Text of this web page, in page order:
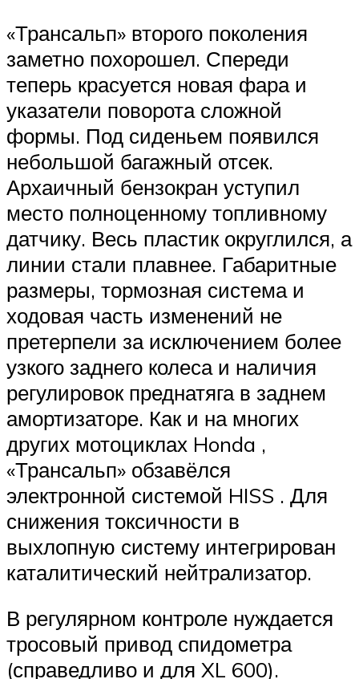
«Трансальп» второго поколения
заметно похорошел. Спереди
теперь красуется новая фара и
указатели поворота сложной
формы. Под сиденьем появился
небольшой багажный отсек.
Архаичный бензокран уступил
место полноценному топливному
датчику. Весь пластик округлился, а
линии стали плавнее. Габаритные
размеры, тормозная система и
ходовая часть изменений не
претерпели за исключением более
узкого заднего колеса и наличия
регулировок преднатяга в заднем
амортизаторе. Как и на многих
других мотоциклах Honda ,
«Трансальп» обзавёлся
электронной системой HISS . Для
снижения токсичности в
выхлопную систему интегрирован
каталитический нейтрализатор.
В регулярном контроле нуждается
тросовый привод спидометра
(справедливо и для XL 600).